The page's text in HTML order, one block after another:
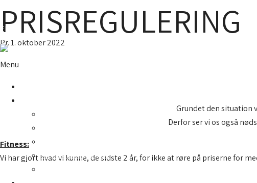
EIC
Menu
Medlemskab/priser
PRISREGULERING
Pr. 1. oktober 2022
Grundet den situation
Derfor ser vi os også
Fitness:
Vi har gjort hvad vi kunne, de sidste 2 år, for ikke at røre på priserne for